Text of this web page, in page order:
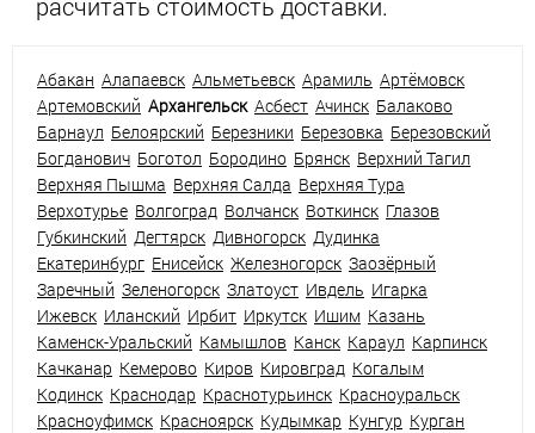
Абакан Алапаевск Альметьевск Арамиль Артёмовск
Артемовский Архангельск Асбест Ачинск Балаково
Барнаул Белоярский Березники Березовка Березовский
Богданович Боготол Бородино Брянск Верхний Тагил
Верхняя Пышма Верхняя Салда Верхняя Тура
Верхотурье Волгоград Волчанск Воткинск Глазов
Губкинский Дегтярск Дивногорск Дудинка
Екатеринбург Енисейск Железногорск Заозёрный
Заречный Зеленогорск Златоуст Ивдель Игарка
Ижевск Иланский Ирбит Иркутск Ишим Казань
Каменск-Уральский Камышлов Канск Караул Карпинск
Качканар Кемерово Киров Кировград Когалым
Кодинск Краснодар Краснотурьинск Красноуральск
Красноуфимск Красноярск Кудымкар Кунгур Курган